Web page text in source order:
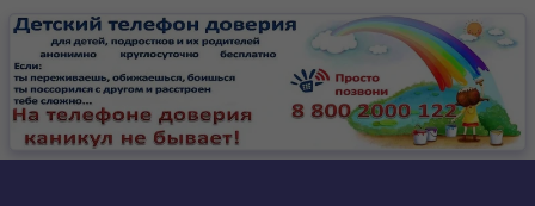
Сведения об организации
-- Структура управления
-- Положение о Межрайонном управлении